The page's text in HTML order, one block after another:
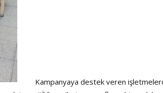
Kampanyaya destek veren